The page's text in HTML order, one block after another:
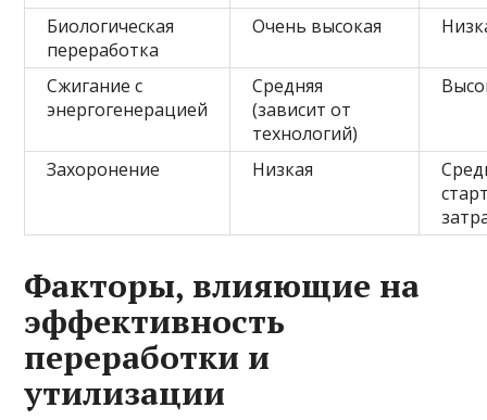
Биологическая
переработка
Очень высокая
Сжигание с
энергогенерацией
Средняя
(зависит от
технологий)
Захоронение Низкая
Факторы, влияющие на
эффективность
переработки и
утилизации